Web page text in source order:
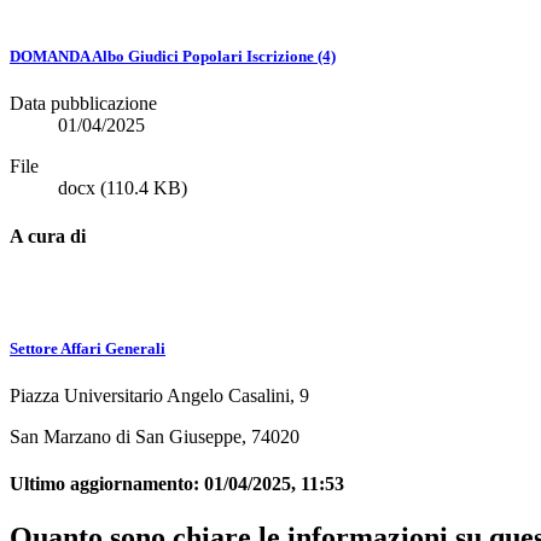
DOMANDA Albo Giudici Popolari Iscrizione (4)
Data pubblicazione
01/04/2025
File
docx (110.4 KB)
A cura di
Settore Affari Generali
Piazza Universitario Angelo Casalini, 9
San Marzano di San Giuseppe, 74020
Ultimo aggiornamento: 01/04/2025, 11:53